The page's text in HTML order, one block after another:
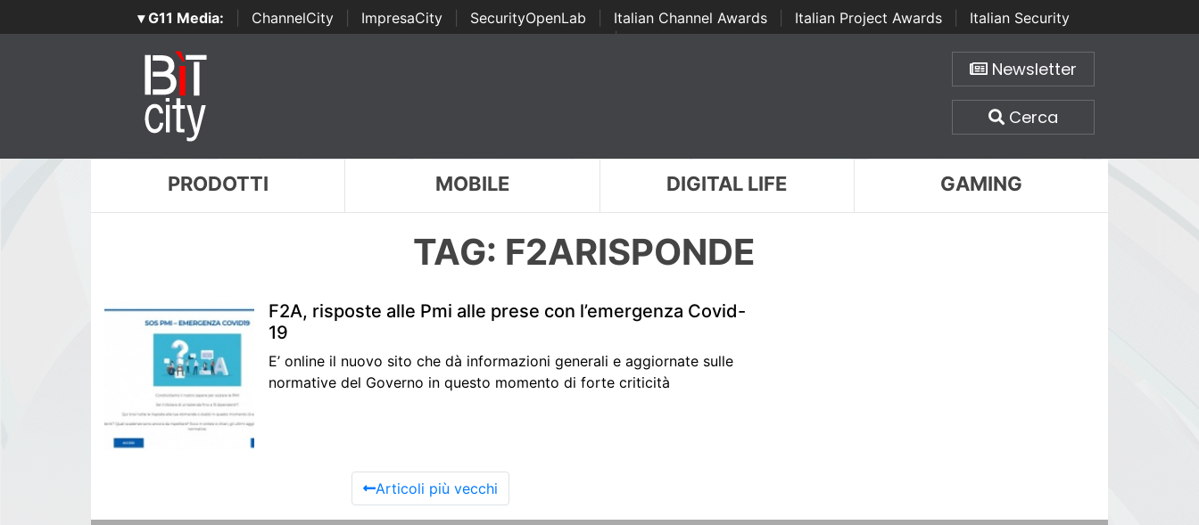
▾ G11 Media: ChannelCity ImpresaCity SecurityOpenLab Italian Channel Awards Italian Project Awards
Italian Security
Awards | ...
Newsletter
Cerca
PRODOTTI MOBILE DIGITAL LIFE GAMING
TAG: F2ARISPONDE
F2A, risposte alle Pmi alle prese con l’emergenza Covid-
19
E’ online il nuovo sito che dà informazioni generali e aggiornate sulle
normative del Governo in questo momento di forte criticità
Articoli più vecchi